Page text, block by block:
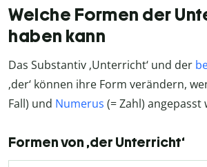
Welche Formen der
haben kann
Das Substantiv ‚Unterricht‘ und der
‚der‘ können ihre Form verändern,
Fall) und Numerus (= Zahl) angepasst
Formen von ‚der Unterricht‘